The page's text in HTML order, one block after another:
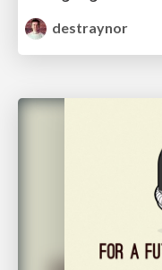
destraynor